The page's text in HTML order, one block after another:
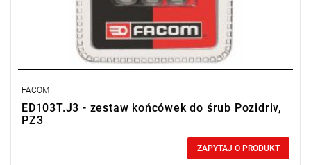
FACOM
ED103T.J3 - zestaw końcówek do śrub Pozidriv,
PZ3
ZAPYTAJ O PRODUKT